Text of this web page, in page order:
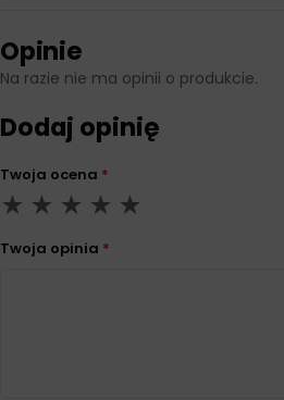
Opinie
Na razie nie ma opinii o produkcie.
Dodaj opinię
Twoja ocena *
Twoja opinia *